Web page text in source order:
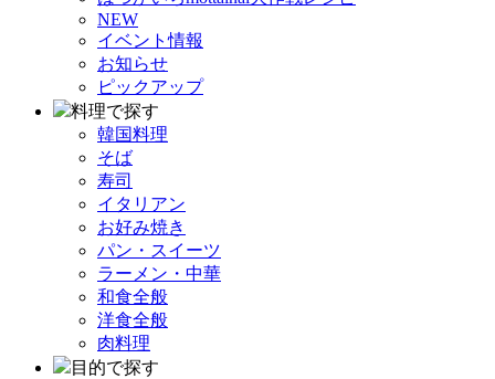
NEW
イベント情報
お知らせ
ピックアップ
料理で探す
韓国料理
そば
寿司
イタリアン
お好み焼き
パン・スイーツ
ラーメン・中華
和食全般
洋食全般
肉料理
目的で探す